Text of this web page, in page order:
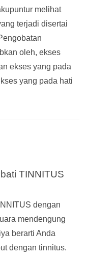
melihat
terjadi disertai
oleh, ekses
ekses yang pada
yang pada hati
TINNITUS
dengan
mendengung
berarti Anda
dengan tinnitus.